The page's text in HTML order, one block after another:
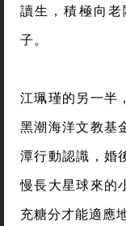
讀生，積極向
子。
江珮瑾的另一半
黑潮海洋文教基
潭行動認識，婚
慢長大星球來的
充糖分才能適應